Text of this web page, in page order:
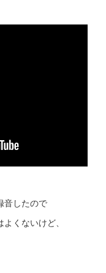
音したので
くないけど、